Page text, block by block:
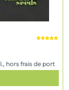
hors frais de port